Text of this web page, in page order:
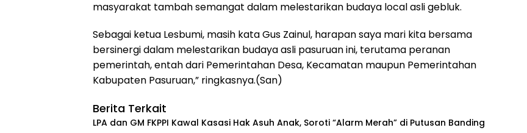
masyarakat tambah semangat dalam melestarikan budaya local asli gebluk.
Sebagai ketua Lesbumi, masih kata Gus Zainul, harapan saya mari kita bersama
bersinergi dalam melestarikan budaya asli pasuruan ini, terutama peranan
pemerintah, entah dari Pemerintahan Desa, Kecamatan maupun Pemerintahan
Kabupaten Pasuruan,” ringkasnya.(San)
Berita Terkait
‎LPA dan GM FKPPI Kawal Kasasi Hak Asuh Anak, Soroti “Alarm Merah” di Putusan Banding ‎